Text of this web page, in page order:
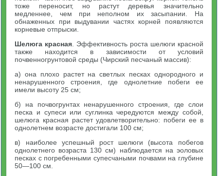
тоже переносит, но растут деревья значительно
медленнее, чем при неполном их засыпании. На
обнаженных при выдувании частях корней появляются
корневые отпрыски.
Шелюга красная . Эффективность роста шелюги красной
также находится в зависимости от условий
почвенногрунтовой среды (Чирский песчаный массив):
а) она плохо растет на светлых песках однородного и
ненарушенного строения, где однолетние побеги ее
имели высоту 25 см;
б) на почвогрунтах ненарушенного строения, где слои
песка и супеси или суглинка чередуются между собой,
шелюга красная растет удовлетворительно: побеги ее в
однолетнем возрасте достигали 100 см;
в) наиболее успешный рост шелюги (высота побегов
однолетнего возраста 130 см) наблюдается на эоловых
песках с погребенными супесчаными почвами на глубине
50—100 см.